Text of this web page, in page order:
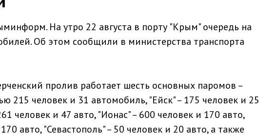
На утро 22 августа в порту "Крым" очередь на
Об этом сообщили в министерства транспорта
пролив работает шесть основных паромов –
215 человек и 31 автомобиль, "Ейск" – 175 человек и 25
человек и 47 авто, "Ионас" – 600 человек и 170 авто,
авто, "Севастополь" – 50 человек и 20 авто, а также